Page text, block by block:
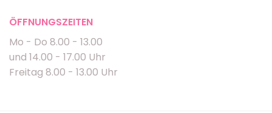
ÖFFNUNGSZEITEN
Mo - Do 8.00 - 13.00
und 14.00 - 17.00 Uhr
Freitag 8.00 - 13.00 Uhr